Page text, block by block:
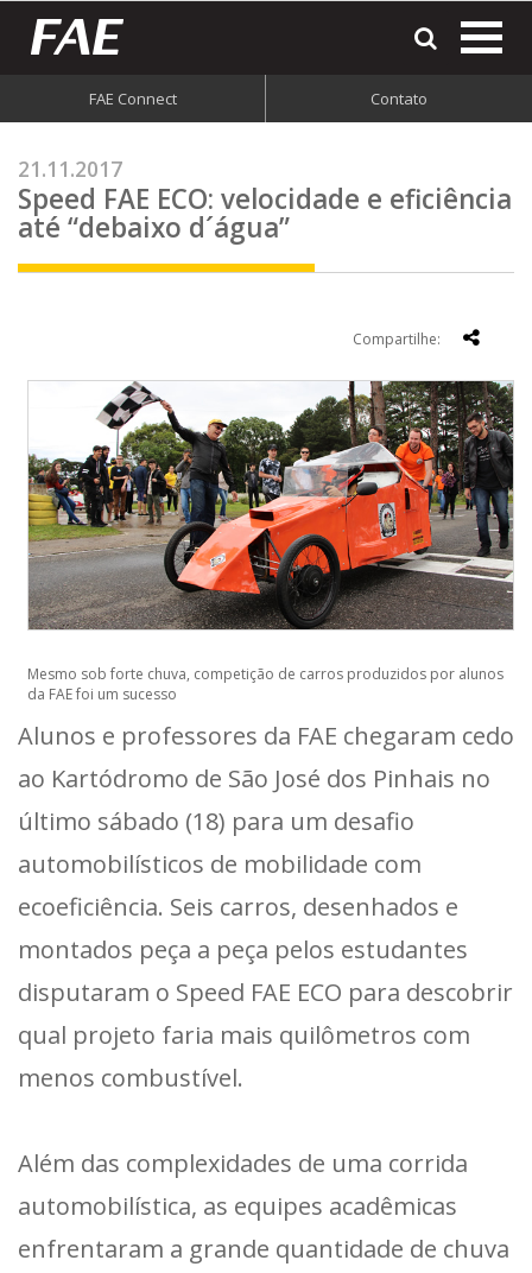
FAE Connect Contato
21.11.2017
Speed FAE ECO: velocidade e eficiência
até “debaixo d´água”
Compartilhe:
Mesmo sob forte chuva, competição de carros produzidos por alunos
da FAE foi um sucesso
Alunos e professores da FAE chegaram cedo
ao Kartódromo de São José dos Pinhais no
último sábado (18) para um desafio
automobilísticos de mobilidade com
ecoeficiência. Seis carros, desenhados e
montados peça a peça pelos estudantes
disputaram o Speed FAE ECO para descobrir
qual projeto faria mais quilômetros com
menos combustível.
Além das complexidades de uma corrida
automobilística, as equipes acadêmicas
enfrentaram a grande quantidade de chuva